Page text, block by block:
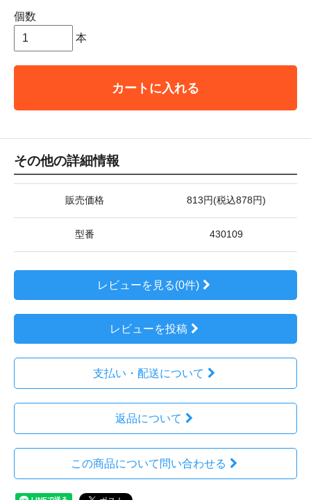
個数
本
カートに入れる
その他の詳細情報
販売価格 813円(税込878円)
型番 430109
レビューを見る(0件)
レビューを投稿
支払い・配送について
返品について
この商品について問い合わせる